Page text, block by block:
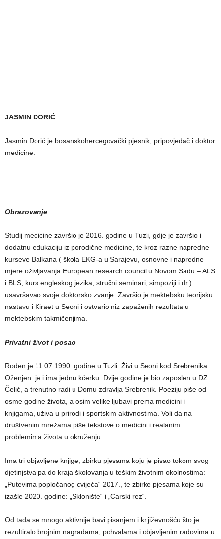
JASMIN DORIĆ
Jasmin Dorić je bosanskohercegovački pjesnik, pripovjedač i doktor
medicine.
Obrazovanje
Studij medicine završio je 2016. godine u Tuzli, gdje je završio i
dodatnu edukaciju iz porodične medicine, te kroz razne napredne
kurseve Balkana ( škola EKG-a u Sarajevu, osnovne i napredne
mjere oživljavanja European research council u Novom Sadu – ALS
i BLS, kurs engleskog jezika, stručni seminari, simpoziji i dr.)
usavršavao svoje doktorsko zvanje. Završio je mektebsku teorijsku
nastavu i Kiraet u Seoni i ostvario niz zapaženih rezultata u
mektebskim takmičenjima.
Privatni život i posao
Rođen je 11.07.1990. godine u Tuzli. Živi u Seoni kod Srebrenika.
Oženjen je i ima jednu kćerku. Dvije godine je bio zaposlen u DZ
Čelić, a trenutno radi u Domu zdravlja Srebrenik. Poeziju piše od
osme godine života, a osim velike ljubavi prema medicini i
knjigama, uživa u prirodi i sportskim aktivnostima. Voli da na
društvenim mrežama piše tekstove o medicini i realanim
problemima života u okruženju.
Ima tri objavljene knjige, zbirku pjesama koju je pisao tokom svog
djetinjstva pa do kraja školovanja u teškim životnim okolnostima:
„Putevima popločanog cvijeća“ 2017., te zbirke pjesama koje su
izašle 2020. godine: „Sklonište“ i „Carski rez“.
Od tada se mnogo aktivnije bavi pisanjem i književnošću što je
rezultiralo brojnim nagradama, pohvalama i objavljenim radovima u